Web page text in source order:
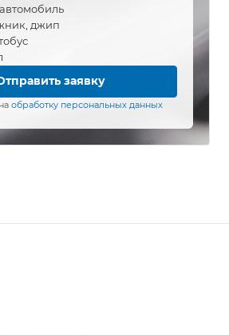
джип
обработку персональных данных